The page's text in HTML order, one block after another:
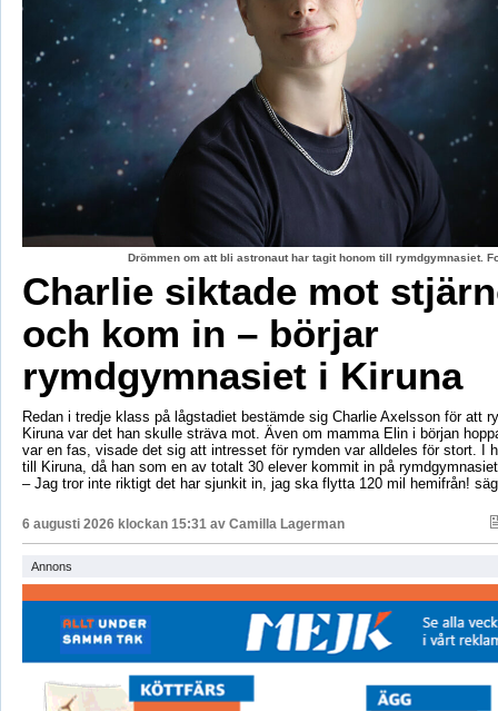
Drömmen om att bli astronaut har tagit honom till rymdgymnasiet.
Charlie siktade mot
och kom in – börjar
rymdgymnasiet i Kiruna
Redan i tredje klass på lågstadiet bestämde sig Charlie Axelsson för att
Kiruna var det han skulle sträva mot. Även om mamma Elin i början
var en fas, visade det sig att intresset för rymden var alldeles för stort. I
till Kiruna, då han som en av totalt 30 elever kommit in på
– Jag tror inte riktigt det har sjunkit in, jag ska flytta 120 mil hemifrån!
6 augusti 2026 klockan 15:31 av Camilla Lagerman
Annons